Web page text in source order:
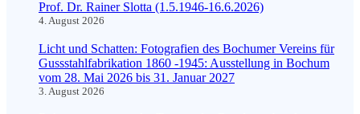
Prof. Dr. Rainer Slotta (1.5.1946-16.6.2026)
4. August 2026
Licht und Schatten: Fotografien des Bochumer Vereins für
Gussstahlfabrikation 1860 -1945: Ausstellung in Bochum
vom 28. Mai 2026 bis 31. Januar 2027
3. August 2026